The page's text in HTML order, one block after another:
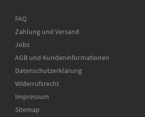
FAQ
Zahlung und Versand
Jobs
AGB und Kundeninformationen
Datenschutzerklärung
Widerrufsrecht
Impressum
Sitemap